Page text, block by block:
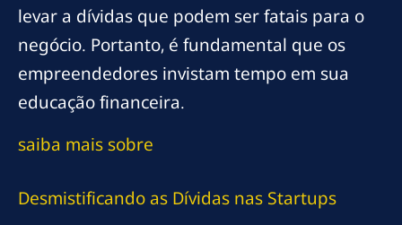
levar a dívidas que podem ser fatais para o
negócio. Portanto, é fundamental que os
empreendedores invistam tempo em sua
educação financeira.
saiba mais sobre
Desmistificando as Dívidas nas Startups